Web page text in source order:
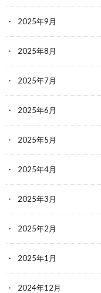
2025年9月
2025年8月
2025年7月
2025年6月
2025年5月
2025年4月
2025年3月
2025年2月
2025年1月
2024年12月